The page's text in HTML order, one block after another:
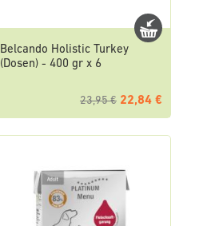
Belcando Holistic Turkey
(Dosen) - 400 gr x 6
23,95 € 22,84 €